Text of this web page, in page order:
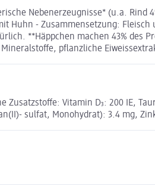
Nebenerzeugnisse* (u.a.
Huhn - Zusammensetzung:
**Häppchen machen 43%
pflanzliche
Zusatzstoffe: Vitamin D₃: 200 IE,
sulfat, Monohydrat): 3.4 mg,